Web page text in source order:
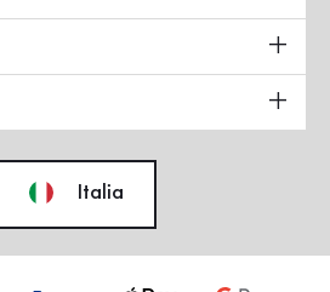
Italia